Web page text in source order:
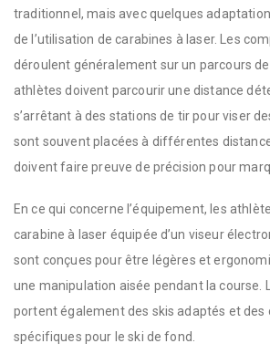
traditionnel, mais avec quelques
de l’utilisation de carabines à laser. Les
déroulent généralement sur un parcours
athlètes doivent parcourir une distance
s’arrêtant à des stations de tir pour viser
sont souvent placées à différentes
doivent faire preuve de précision pour
En ce qui concerne l’équipement, les
carabine à laser équipée d’un viseur
sont conçues pour être légères et
une manipulation aisée pendant la course.
portent également des skis adaptés et des
spécifiques pour le ski de fond.